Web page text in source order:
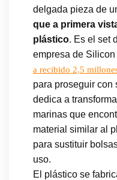
delgada pieza de
que a primera
plástico. Es el set
empresa de
a recibido 2,5
para proseguir con
dedica a
marinas que
material similar al
para sustituir
uso.
El plástico se